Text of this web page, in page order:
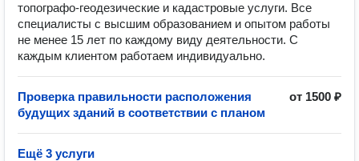
топографо-геодезические и кадастровые услуги. Все
специалисты с высшим образованием и опытом работы
не менее 15 лет по каждому виду деятельности. С
каждым клиентом работаем индивидуально.
Проверка правильности расположения
будущих зданий в соответствии с планом
от 1500 ₽
Ещё 3 услуги